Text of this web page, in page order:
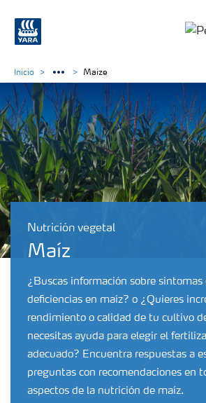
Nutrición vegetal
Maíz
¿Buscas información sobre sintomas
deficiencias en maíz? o ¿Quieres
rendimiento o calidad de tu cultivo
necesitas ayuda para elegir el
adecuado? Encuentra respuestas a
preguntas con recomendaciones en
aspectos de la nutrición de maíz.
Inicio Maize